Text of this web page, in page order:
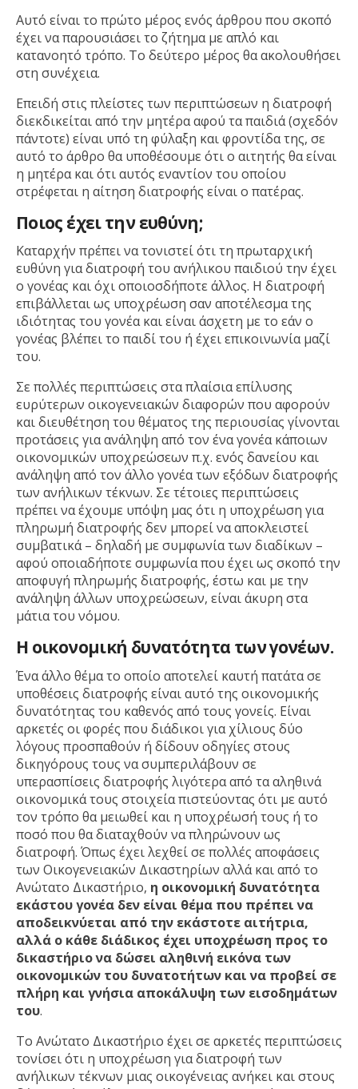
Αυτό είναι το πρώτο μέρος ενός άρθρου που σκοπό
έχει να παρουσιάσει το ζήτημα με απλό και
κατανοητό τρόπο. Το δεύτερο μέρος θα ακολουθήσει
στη συνέχεια.
Επειδή στις πλείστες των περιπτώσεων η διατροφή
διεκδικείται από την μητέρα αφού τα παιδιά (σχεδόν
πάντοτε) είναι υπό τη φύλαξη και φροντίδα της, σε
αυτό το άρθρο θα υποθέσουμε ότι ο αιτητής θα είναι
η μητέρα και ότι αυτός εναντίον του οποίου
στρέφεται η αίτηση διατροφής είναι ο πατέρας.
Ποιος έχει την ευθύνη;
Καταρχήν πρέπει να τονιστεί ότι τη πρωταρχική
ευθύνη για διατροφή του ανήλικου παιδιού την έχει
ο γονέας και όχι οποιοσδήποτε άλλος. Η διατροφή
επιβάλλεται ως υποχρέωση σαν αποτέλεσμα της
ιδιότητας του γονέα και είναι άσχετη με το εάν ο
γονέας βλέπει το παιδί του ή έχει επικοινωνία μαζί
του.
Σε πολλές περιπτώσεις στα πλαίσια επίλυσης
ευρύτερων οικογενειακών διαφορών που αφορούν
και διευθέτηση του θέματος της περιουσίας γίνονται
προτάσεις για ανάληψη από τον ένα γονέα κάποιων
οικονομικών υποχρεώσεων π.χ. ενός δανείου και
ανάληψη από τον άλλο γονέα των εξόδων διατροφής
των ανήλικων τέκνων. Σε τέτοιες περιπτώσεις
πρέπει να έχουμε υπόψη μας ότι η υποχρέωση για
πληρωμή διατροφής δεν μπορεί να αποκλειστεί
συμβατικά – δηλαδή με συμφωνία των διαδίκων –
αφού οποιαδήποτε συμφωνία που έχει ως σκοπό την
αποφυγή πληρωμής διατροφής, έστω και με την
ανάληψη άλλων υποχρεώσεων, είναι άκυρη στα
μάτια του νόμου.
Η οικονομική δυνατότητα των γονέων.
Ένα άλλο θέμα το οποίο αποτελεί καυτή πατάτα σε
υποθέσεις διατροφής είναι αυτό της οικονομικής
δυνατότητας του καθενός από τους γονείς. Είναι
αρκετές οι φορές που διάδικοι για χίλιους δύο
λόγους προσπαθούν ή δίδουν οδηγίες στους
δικηγόρους τους να συμπεριλάβουν σε
υπερασπίσεις διατροφής λιγότερα από τα αληθινά
οικονομικά τους στοιχεία πιστεύοντας ότι με αυτό
τον τρόπο θα μειωθεί και η υποχρέωσή τους ή το
ποσό που θα διαταχθούν να πληρώνουν ως
διατροφή. Όπως έχει λεχθεί σε πολλές αποφάσεις
των Οικογενειακών Δικαστηρίων αλλά και από το
Ανώτατο Δικαστήριο, η οικονομική δυνατότητα
εκάστου γονέα δεν είναι θέμα που πρέπει να
αποδεικνύεται από την εκάστοτε αιτήτρια,
αλλά ο κάθε διάδικος έχει υποχρέωση προς το
δικαστήριο να δώσει αληθινή εικόνα των
οικονομικών του δυνατοτήτων και να προβεί σε
πλήρη και γνήσια αποκάλυψη των εισοδημάτων
του.
Το Ανώτατο Δικαστήριο έχει σε αρκετές περιπτώσεις
τονίσει ότι η υποχρέωση για διατροφή των
ανήλικων τέκνων μιας οικογένειας ανήκει και στους